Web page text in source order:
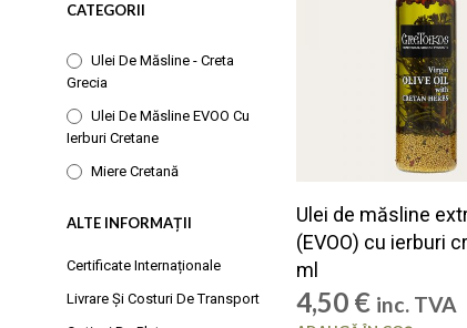
CATEGORII
Ulei De Măsline - Creta
Grecia
Ulei De Măsline EVOO Cu
Ierburi Cretane
Miere Cretană
ALTE INFORMAȚII
Certificate Internaționale
Livrare Și Costuri De Transport
Ulei de măsline
(EVOO) cu ierburi
ml
4,50 € inc. TVA